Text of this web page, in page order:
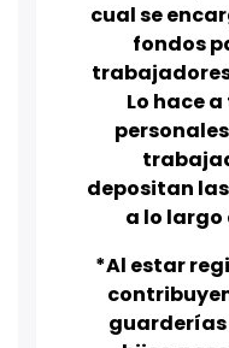
cual se
fondos
Lo hace
depositan
a lo largo
*Al estar
guarderías